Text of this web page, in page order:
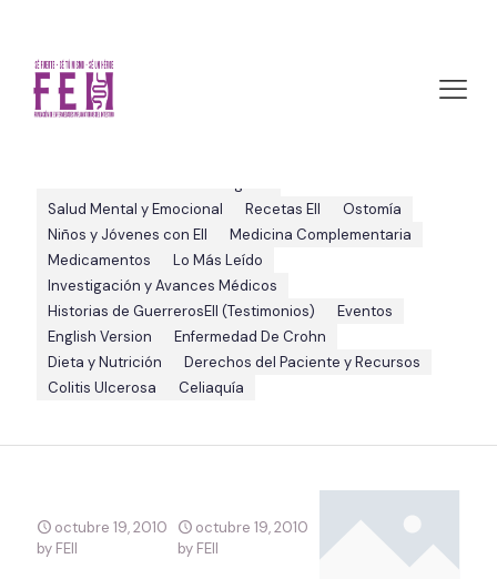
crohn's
Salud Mental y Emocional
Recetas EII
Ostomía
Niños y Jóvenes con EII
Medicina Complementaria
Medicamentos
Lo Más Leído
Investigación y Avances Médicos
Historias de GuerrerosEII (Testimonios)
Eventos
English Version
Enfermedad De Crohn
Dieta y Nutrición
Derechos del Paciente y Recursos
Colitis Ulcerosa
Celiaquía
octubre 19, 2010
by FEII
octubre 19, 2010
by FEII